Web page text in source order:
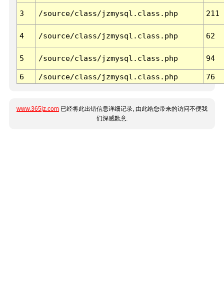
3 /source/class/jzmysql.class.php 211
4 /source/class/jzmysql.class.php 62
5 /source/class/jzmysql.class.php 94
6 /source/class/jzmysql.class.php 76
www.365jz.com 已经将此出错信息详细记录, 由此给您带来的访问不便我
们深感歉意.